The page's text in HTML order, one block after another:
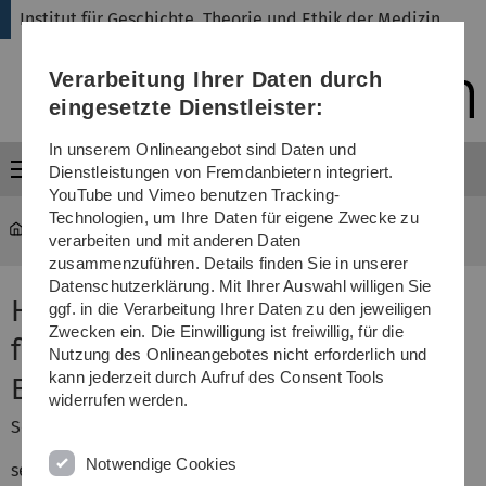
Direkt
Direkt
Direkt
(Sprache,
Drucken,
Media)
Direkt
Direkt
Institut für Geschichte, Theorie und Ethik der Medizin
Menü
Herzlich Willkommen im Institut
für Geschichte, Theorie und
Ethik der Medizin!
Sehr geehrte Damen und Herren,
seien Sie herzlich willkommen im Institut für Geschichte,
Verarbeitung Ihrer Daten durch
eingesetzte Dienstleister:
In unserem Onlineangebot sind Daten und
Dienstleistungen von Fremdanbietern integriert.
YouTube und Vimeo benutzen Tracking-
Technologien, um Ihre Daten für eigene Zwecke zu
verarbeiten und mit anderen Daten
zusammenzuführen. Details finden Sie in unserer
Datenschutzerklärung. Mit Ihrer Auswahl willigen Sie
ggf. in die Verarbeitung Ihrer Daten zu den jeweiligen
Zwecken ein. Die Einwilligung ist freiwillig, für die
Nutzung des Onlineangebotes nicht erforderlich und
kann jederzeit durch Aufruf des Consent Tools
widerrufen werden.
Notwendige Cookies